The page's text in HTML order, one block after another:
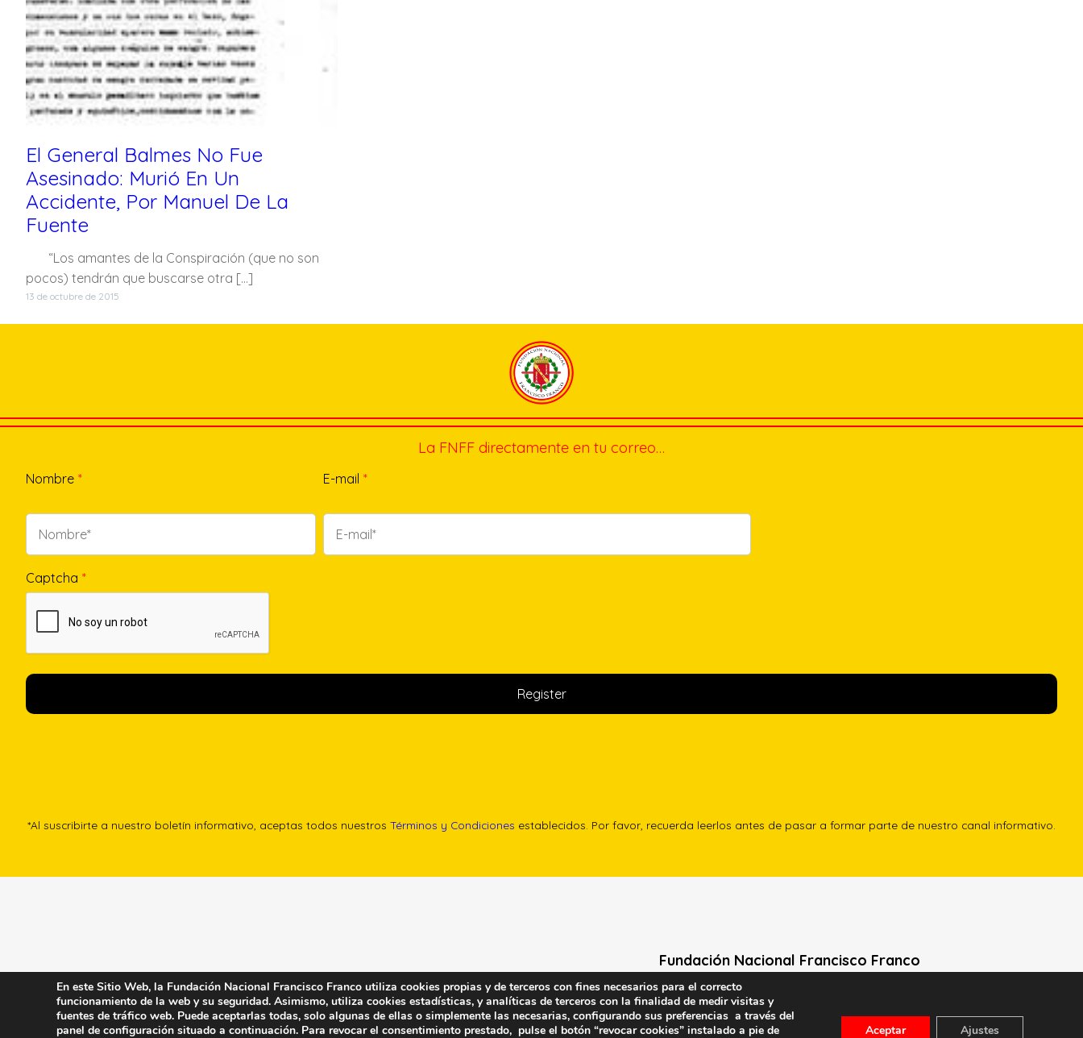
El General Balmes No Fue
Asesinado: Murió En Un
Accidente, Por Manuel De La
Fuente
“Los amantes de la Conspiración (que no son
pocos) tendrán que buscarse otra […]
13 de octubre de 2015
La FNFF directamente en tu correo…
Nombre * E-mail *
Captcha *
*Al suscribirte a nuestro boletín informativo, aceptas todos nuestros Términos y Condiciones establecidos. Por favor, recuerda leerlos antes de pasar a formar parte de nuestro canal informativo.
Fundación Nacional Francisco Franco
Calle Edgar Neville, 1 -1º Izq
(antes calle General Moscardó)
En este Sitio Web, la Fundación Nacional Francisco Franco utiliza cookies propias y de terceros con fines necesarios para el correcto
funcionamiento de la web y su seguridad. Asimismo, utiliza cookies estadísticas, y analíticas de terceros con la finalidad de medir visitas y
fuentes de tráfico web. Puede aceptarlas todas, solo algunas de ellas o simplemente las necesarias, configurando sus preferencias a través del
panel de configuración situado a continuación. Para revocar el consentimiento prestado, pulse el botón “revocar cookies” instalado a pie de
Aceptar Ajustes